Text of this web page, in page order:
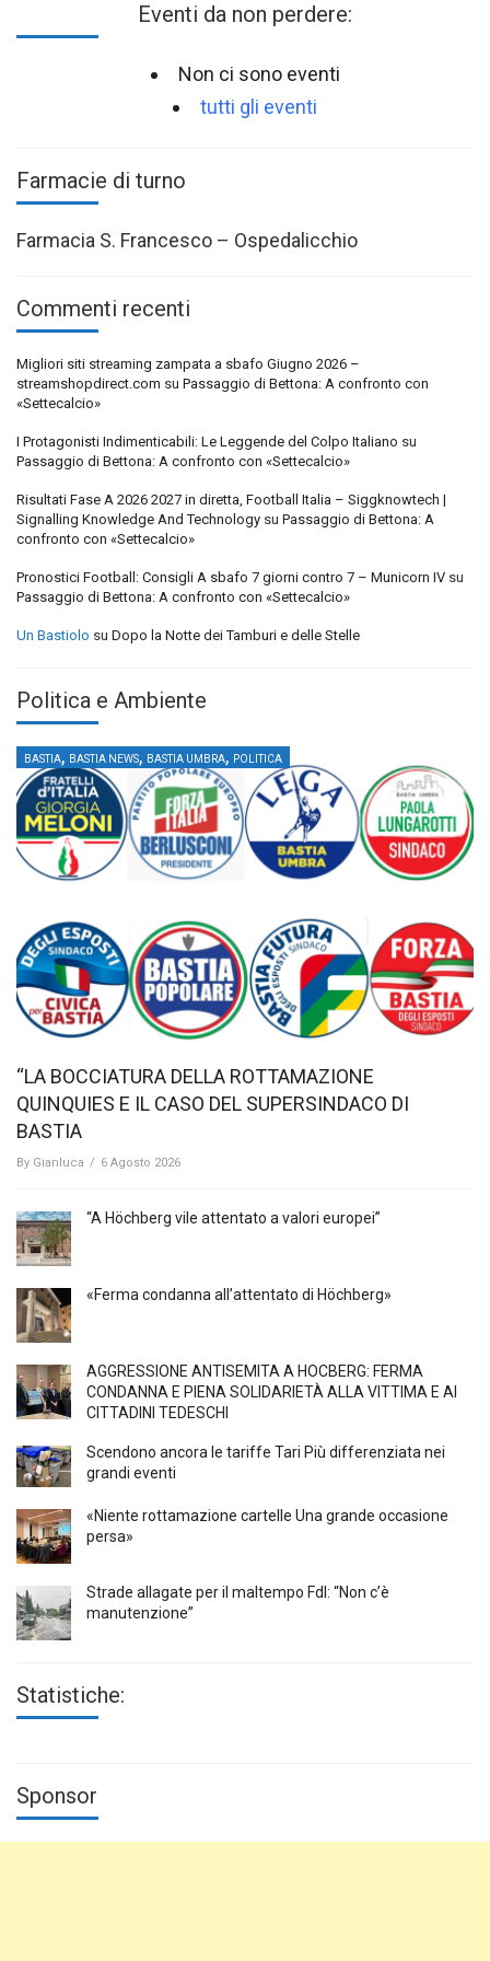
Eventi da non perdere:
Non ci sono eventi
tutti gli eventi
Farmacie di turno
Farmacia S. Francesco – Ospedalicchio
Commenti recenti
Migliori siti streaming zampata a sbafo Giugno 2026 –
streamshopdirect.com su Passaggio di Bettona: A confronto con
«Settecalcio»
I Protagonisti Indimenticabili: Le Leggende del Colpo Italiano su
Passaggio di Bettona: A confronto con «Settecalcio»
Risultati Fase A 2026 2027 in diretta, Football Italia – Siggknowtech |
Signalling Knowledge And Technology su Passaggio di Bettona: A
confronto con «Settecalcio»
Pronostici Football: Consigli A sbafo 7 giorni contro 7 – Municorn IV su
Passaggio di Bettona: A confronto con «Settecalcio»
Un Bastiolo su Dopo la Notte dei Tamburi e delle Stelle
Politica e Ambiente
BASTIA, BASTIA NEWS, BASTIA UMBRA, POLITICA
“LA BOCCIATURA DELLA ROTTAMAZIONE
QUINQUIES E IL CASO DEL SUPERSINDACO DI
BASTIA
By Gianluca / 6 Agosto 2026
“A Höchberg vile attentato a valori europei”
«Ferma condanna all’attentato di Höchberg»
AGGRESSIONE ANTISEMITA A HÖCBERG: FERMA
CONDANNA E PIENA SOLIDARIETÀ ALLA VITTIMA E AI
CITTADINI TEDESCHI
Scendono ancora le tariffe Tari Più differenziata nei
grandi eventi
«Niente rottamazione cartelle Una grande occasione
persa»
Strade allagate per il maltempo FdI: “Non c’è
manutenzione”
Statistiche:
Sponsor